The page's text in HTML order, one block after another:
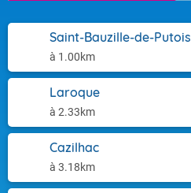
Saint-Bauzille-de-Putois
à 1.00km
Laroque
à 2.33km
Cazilhac
à 3.18km